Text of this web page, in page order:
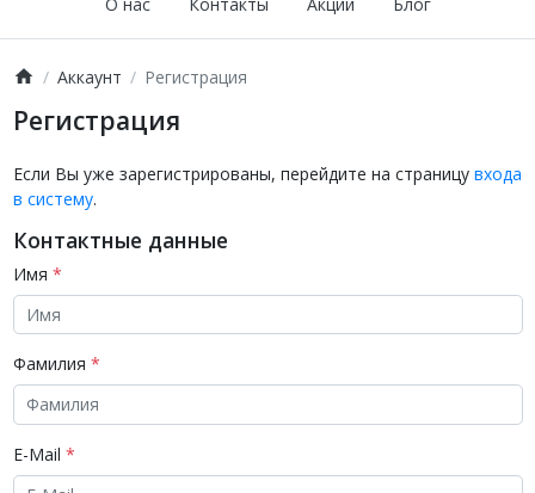
Аккаунт Регистрация
Регистрация
Если Вы уже зарегистрированы, перейдите на страницу входа
в систему.
Контактные данные
Имя
Фамилия
E-Mail